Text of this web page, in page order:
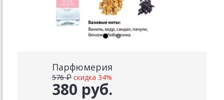
Парфюмерия
380 руб.
576 ₽ скидка 34%